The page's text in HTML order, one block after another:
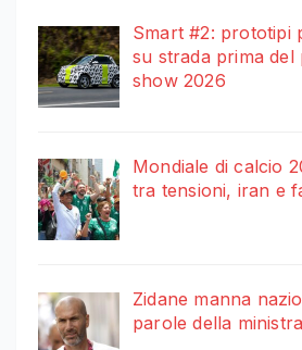
Smart #2: prototipi
su strada prima del
show 2026
Mondiale di calcio
tra tensioni, iran e
Zidane manna
parole della